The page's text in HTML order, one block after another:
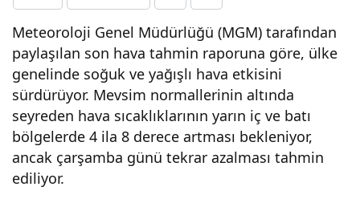
Meteoroloji Genel Müdürlüğü (MGM) tarafından
paylaşılan son hava tahmin raporuna göre, ülke
genelinde soğuk ve yağışlı hava etkisini
sürdürüyor. Mevsim normallerinin altında
seyreden hava sıcaklıklarının yarın iç ve batı
bölgelerde 4 ila 8 derece artması bekleniyor,
ancak çarşamba günü tekrar azalması tahmin
ediliyor.
olac
ak?